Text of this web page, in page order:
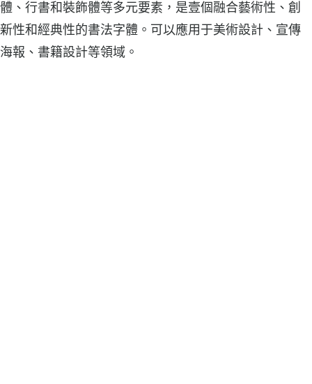
體、行書和裝飾體等多元要素，是壹個融合藝術性、創
新性和經典性的書法字體。可以應用于美術設計、宣傳
海報、書籍設計等領域。